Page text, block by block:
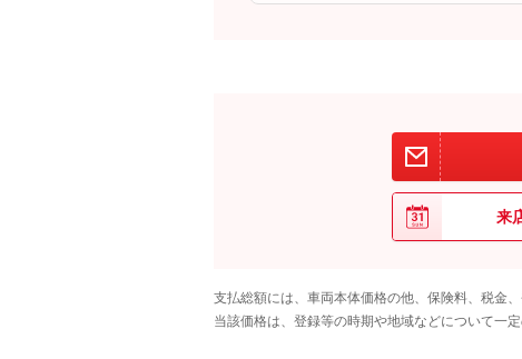
来
支払総額には、車両本体価格の他、保険料、税金
当該価格は、登録等の時期や地域などについて一